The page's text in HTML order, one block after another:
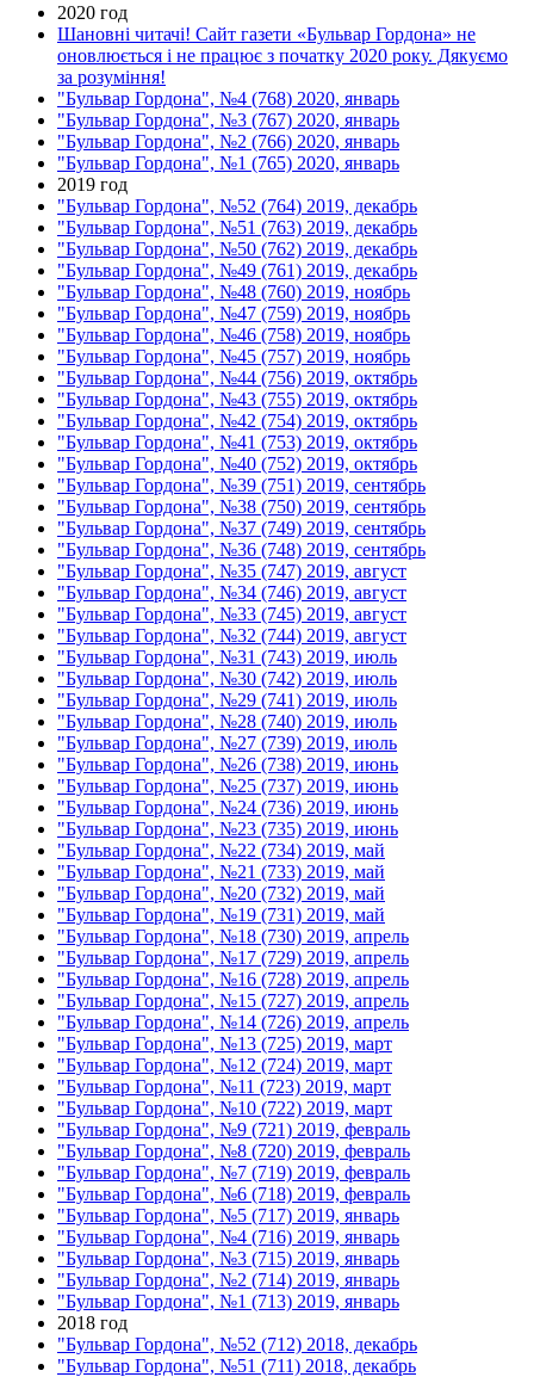
2020 год
Шановні читачі! Сайт газети «Бульвар Гордона» не
оновлюється і не працює з початку 2020 року. Дякуємо
за розуміння!
"Бульвар Гордона", №4 (768) 2020, январь
"Бульвар Гордона", №3 (767) 2020, январь
"Бульвар Гордона", №2 (766) 2020, январь
"Бульвар Гордона", №1 (765) 2020, январь
2019 год
"Бульвар Гордона", №52 (764) 2019, декабрь
"Бульвар Гордона", №51 (763) 2019, декабрь
"Бульвар Гордона", №50 (762) 2019, декабрь
"Бульвар Гордона", №49 (761) 2019, декабрь
"Бульвар Гордона", №48 (760) 2019, ноябрь
"Бульвар Гордона", №47 (759) 2019, ноябрь
"Бульвар Гордона", №46 (758) 2019, ноябрь
"Бульвар Гордона", №45 (757) 2019, ноябрь
"Бульвар Гордона", №44 (756) 2019, октябрь
"Бульвар Гордона", №43 (755) 2019, октябрь
"Бульвар Гордона", №42 (754) 2019, октябрь
"Бульвар Гордона", №41 (753) 2019, октябрь
"Бульвар Гордона", №40 (752) 2019, октябрь
"Бульвар Гордона", №39 (751) 2019, сентябрь
"Бульвар Гордона", №38 (750) 2019, сентябрь
"Бульвар Гордона", №37 (749) 2019, сентябрь
"Бульвар Гордона", №36 (748) 2019, сентябрь
"Бульвар Гордона", №35 (747) 2019, август
"Бульвар Гордона", №34 (746) 2019, август
"Бульвар Гордона", №33 (745) 2019, август
"Бульвар Гордона", №32 (744) 2019, август
"Бульвар Гордона", №31 (743) 2019, июль
"Бульвар Гордона", №30 (742) 2019, июль
"Бульвар Гордона", №29 (741) 2019, июль
"Бульвар Гордона", №28 (740) 2019, июль
"Бульвар Гордона", №27 (739) 2019, июль
"Бульвар Гордона", №26 (738) 2019, июнь
"Бульвар Гордона", №25 (737) 2019, июнь
"Бульвар Гордона", №24 (736) 2019, июнь
"Бульвар Гордона", №23 (735) 2019, июнь
"Бульвар Гордона", №22 (734) 2019, май
"Бульвар Гордона", №21 (733) 2019, май
"Бульвар Гордона", №20 (732) 2019, май
"Бульвар Гордона", №19 (731) 2019, май
"Бульвар Гордона", №18 (730) 2019, апрель
"Бульвар Гордона", №17 (729) 2019, апрель
"Бульвар Гордона", №16 (728) 2019, апрель
"Бульвар Гордона", №15 (727) 2019, апрель
"Бульвар Гордона", №14 (726) 2019, апрель
"Бульвар Гордона", №13 (725) 2019, март
"Бульвар Гордона", №12 (724) 2019, март
"Бульвар Гордона", №11 (723) 2019, март
"Бульвар Гордона", №10 (722) 2019, март
"Бульвар Гордона", №9 (721) 2019, февраль
"Бульвар Гордона", №8 (720) 2019, февраль
"Бульвар Гордона", №7 (719) 2019, февраль
"Бульвар Гордона", №6 (718) 2019, февраль
"Бульвар Гордона", №5 (717) 2019, январь
"Бульвар Гордона", №4 (716) 2019, январь
"Бульвар Гордона", №3 (715) 2019, январь
"Бульвар Гордона", №2 (714) 2019, январь
"Бульвар Гордона", №1 (713) 2019, январь
2018 год
"Бульвар Гордона", №52 (712) 2018, декабрь
"Бульвар Гордона", №51 (711) 2018, декабрь